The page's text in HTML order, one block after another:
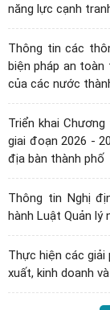
năng lực cạnh
Thông tin các
biện pháp an toàn
của các nước
Triển khai
giai đoạn 2026 -
địa bàn thành phố
Thông tin Nghị
hành Luật Quản lý
Thực hiện các giải
xuất, kinh doanh